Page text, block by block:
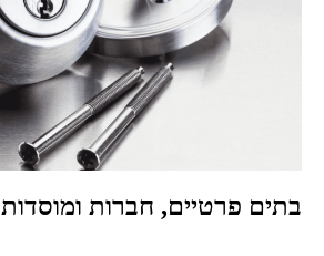
בתים פרטיים, חברות ומוסדות